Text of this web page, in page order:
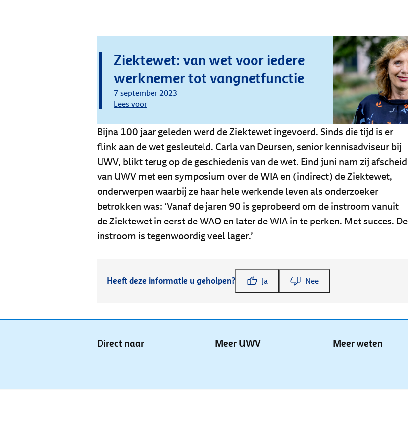
Ziektewet: van wet voor iedere
werknemer tot vangnetfunctie
7 september 2023
Lees voor
Bijna 100 jaar geleden werd de Ziektewet ingevoerd. Sinds die tijd is er
flink aan de wet gesleuteld. Carla van Deursen, senior kennisadviseur bij
UWV, blikt terug op de geschiedenis van de wet. Eind juni nam zij afscheid
van UWV met een symposium over de WIA en (indirect) de Ziektewet,
onderwerpen waarbij ze haar hele werkende leven als onderzoeker
betrokken was: ‘Vanaf de jaren 90 is geprobeerd om de instroom vanuit
de Ziektewet in eerst de WAO en later de WIA in te perken. Met succes. De
instroom is tegenwoordig veel lager.’
Heeft deze informatie u geholpen? Ja Nee
Direct naar Meer UWV Meer weten